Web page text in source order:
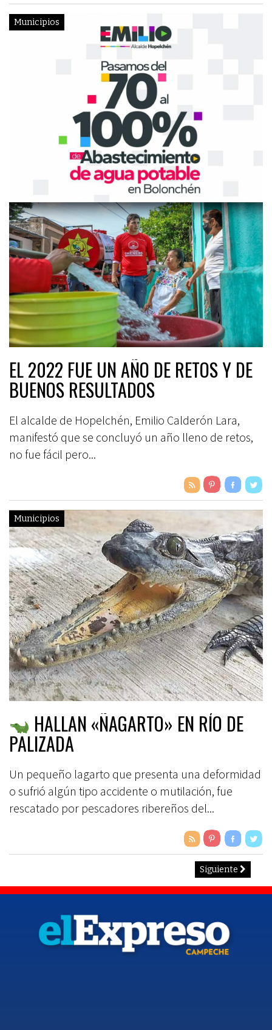
Municipios
EL 2022 FUE UN AÑO DE RETOS Y DE
BUENOS RESULTADOS
El alcalde de Hopelchén, Emilio Calderón Lara,
manifestó que se concluyó un año lleno de retos,
no fue fácil pero...
Municipios
HALLAN «ÑAGARTO» EN RÍO DE
PALIZADA
Un pequeño lagarto que presenta una deformidad
o sufrió algún tipo accidente o mutilación, fue
rescatado por pescadores ribereños del...
Siguiente